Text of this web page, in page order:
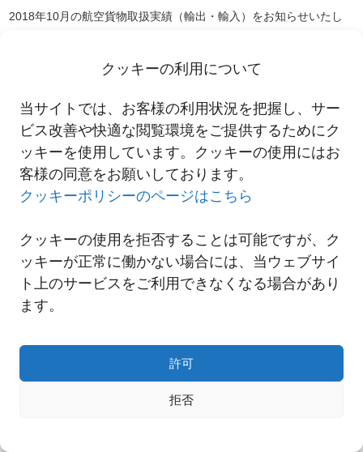
クッキーの利用について
当サイトでは、お客様の利用状況を把握し、サー
ビス改善や快適な閲覧環境をご提供するためにク
ッキーを使用しています。クッキーの使用にはお
客様の同意をお願いしております。
クッキーポリシーのページはこちら
クッキーの使用を拒否することは可能ですが、ク
ッキーが正常に働かない場合には、当ウェブサイ
ト上のサービスをご利用できなくなる場合があり
ます。
許可
拒否
2018年10月の航空貨物取扱実績（輸出・輸入）をお知らせいたし
一覧へ
Copyright© NNR GLOBAL LOGISTICS A Div.of Nishi-Nippon Railroad Co.,Ltd.